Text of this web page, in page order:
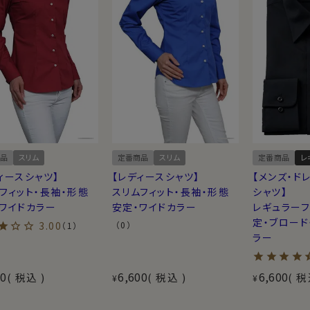
スリム
ースシャツ】
ィット・長袖・形態
イドカラー
3.00 （1）
税込
定番商品 スリム
【レディースシャツ】
スリムフィット・長袖・形態
安定・ワイドカラー
（0）
¥6,600 税込
定番商品 レ
【メンズ・ド
シャツ】
レギュラー
定・ブロー
ラー
¥6,600